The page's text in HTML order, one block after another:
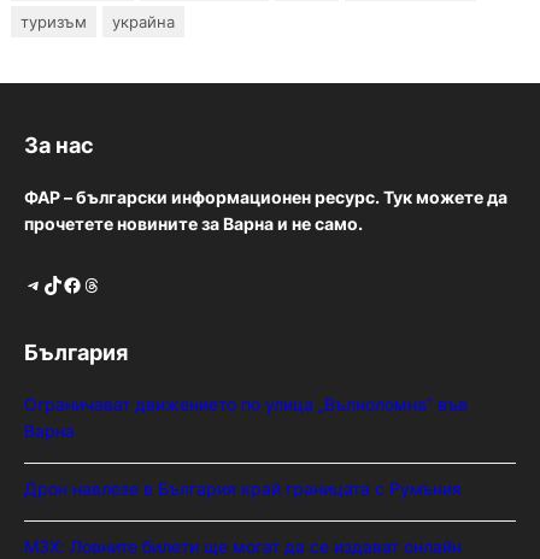
туризъм
украйна
За нас
ФАР – български информационен ресурс. Тук можете да
прочетете новините за Варна и не само.
Telegram TikTok Facebook Threads
България
Ограничават движението по улица „Вълноломна“ във
Варна
Дрон навлезе в България край границата с Румъния
МЗХ: Ловните билети ще могат да се издават онлайн